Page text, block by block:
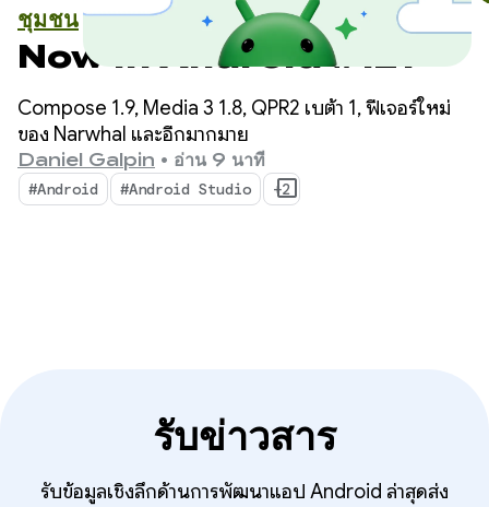
ชุมชน
Now in Android #121
Compose 1.9, Media 3 1.8, QPR2 เบต้า 1, ฟีเจอร์ใหม่
ของ Narwhal และอีกมากมาย
Daniel Galpin • อ่าน 9 นาที
#Android #Android Studio +2
รับข่าวสาร
รับข้อมูลเชิงลึกด้านการพัฒนาแอป Android ล่าสุดส่ง